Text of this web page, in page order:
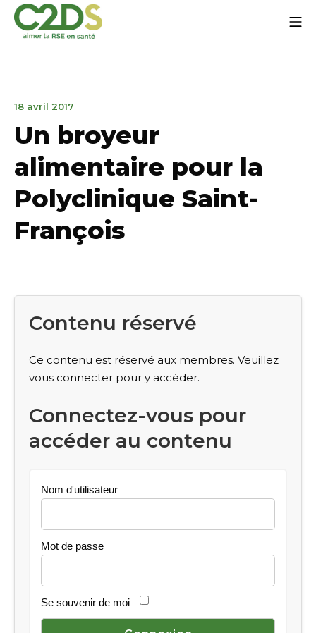
Aller
contenu
18 avril 2017
2020
Un broyeur
alimentaire pour la
Polyclinique Saint-
François
Contenu réservé
Ce contenu est réservé aux membres. Veuillez
vous connecter pour y accéder.
Connectez-vous pour
accéder au contenu
Nom d'utilisateur
Mot de passe
Se souvenir de moi